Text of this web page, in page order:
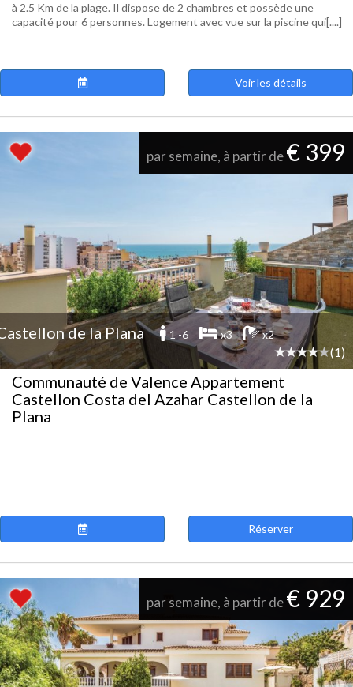
à 2.5 Km de la plage. Il dispose de 2 chambres et possède une
capacité pour 6 personnes. Logement avec vue sur la piscine qui[....]
Voir les détails
par semaine, à partir de€ 399
de la Plana 1 -6 x3 x2
(1)
Communauté de Valence Appartement
Castellon Costa del Azahar Castellon de la
Plana
Réserver
par semaine, à partir de€ 929